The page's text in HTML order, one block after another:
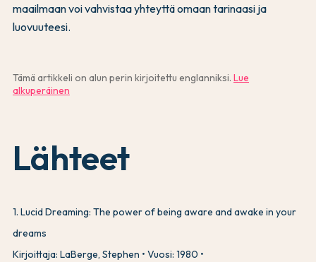
maailmaan voi vahvistaa yhteyttä omaan tarinaasi ja
luovuuteesi.
Tämä artikkeli on alun perin kirjoitettu englanniksi. Lue
alkuperäinen
Lähteet
1. Lucid Dreaming: The power of being aware and awake in your
dreams
Kirjoittaja: LaBerge, Stephen
Vuosi: 1980